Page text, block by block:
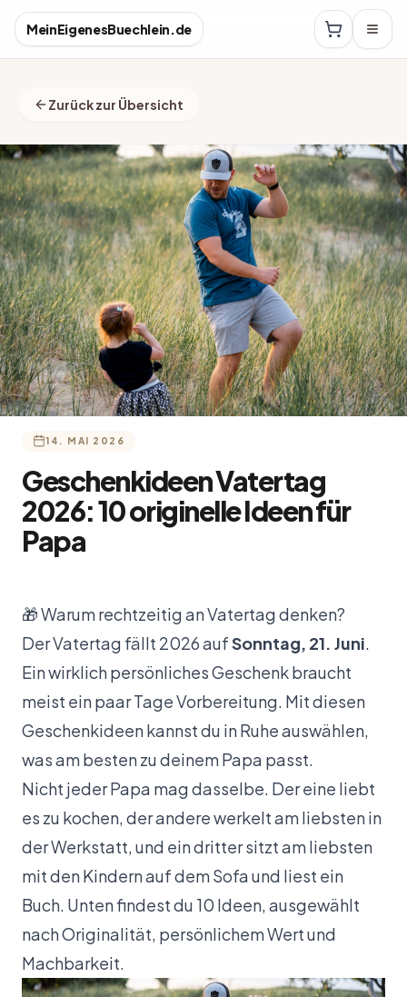
MeinEigenesBuechlein.de
Zurück zur Übersicht
14. MAI 2026
Geschenkideen Vatertag
2026: 10 originelle Ideen für
Papa
🎁 Warum rechtzeitig an Vatertag denken?
Der Vatertag fällt 2026 aufSonntag, 21. Juni.
Ein wirklich persönliches Geschenk braucht
meist ein paar Tage Vorbereitung. Mit diesen
Geschenkideen kannst du in Ruhe auswählen,
was am besten zu deinem Papa passt.
Nicht jeder Papa mag dasselbe. Der eine liebt
es zu kochen, der andere werkelt am liebsten in
der Werkstatt, und ein dritter sitzt am liebsten
mit den Kindern auf dem Sofa und liest ein
Buch. Unten findest du 10 Ideen, ausgewählt
nach Originalität, persönlichem Wert und
Machbarkeit.